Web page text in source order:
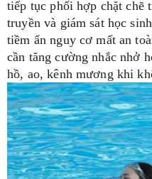
tiếp tục phối hợp chặt chẽ
truyền và giám sát học
tiềm ẩn nguy cơ mất an
cần tăng cường nhắc nhở
hồ, ao, kênh mương khi